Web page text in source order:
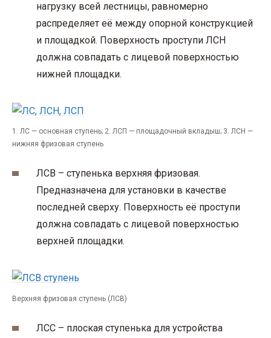
нагрузку всей лестницы, равномерно
распределяет её между опорной конструкцией
и площадкой. Поверхность проступи ЛСН
должна совпадать с лицевой поверхностью
нижней площадки.
1. ЛС — основная ступень; 2. ЛСП — площадочный вкладыш; 3. ЛСН —
нижняя фризовая ступень
ЛСВ – ступенька верхняя фризовая.
Предназначена для установки в качестве
последней сверху. Поверхность её проступи
должна совпадать с лицевой поверхностью
верхней площадки.
Верхняя фризовая ступень (ЛСВ)
ЛСС – плоская ступенька для устройства